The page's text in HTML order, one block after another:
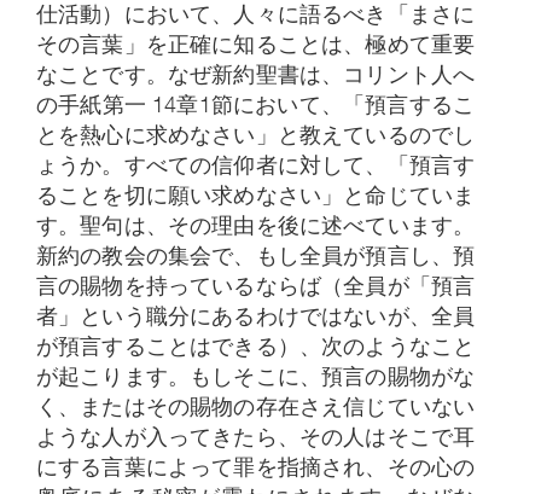
仕活動）において、人々に語るべき「まさに
その言葉」を正確に知ることは、極めて重要
なことです。なぜ新約聖書は、コリント人へ
の手紙第一 14章1節において、「預言するこ
とを熱心に求めなさい」と教えているのでし
ょうか。すべての信仰者に対して、「預言す
ることを切に願い求めなさい」と命じていま
す。聖句は、その理由を後に述べています。
新約の教会の集会で、もし全員が預言し、預
言の賜物を持っているならば（全員が「預言
者」という職分にあるわけではないが、全員
が預言することはできる）、次のようなこと
が起こります。もしそこに、預言の賜物がな
く、またはその賜物の存在さえ信じていない
ような人が入ってきたら、その人はそこで耳
にする言葉によって罪を指摘され、その心の